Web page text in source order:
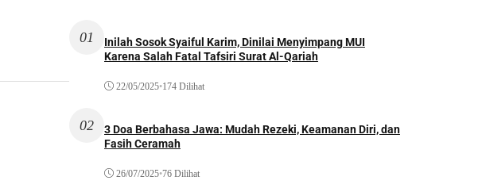
01
Inilah Sosok Syaiful Karim, Dinilai Menyimpang MUI
Karena Salah Fatal Tafsiri Surat Al-Qariah
22/05/2025•174 Dilihat
02
3 Doa Berbahasa Jawa: Mudah Rezeki, Keamanan Diri, dan
Fasih Ceramah
26/07/2025•76 Dilihat